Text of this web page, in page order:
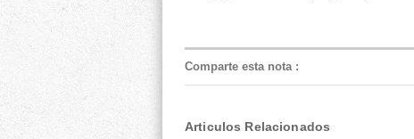
Comparte esta nota:
Articulos Relacionados